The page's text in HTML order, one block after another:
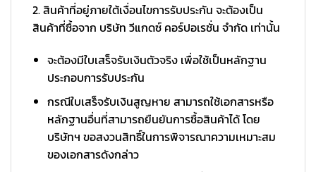
2. สินค้าที่อยู่ภายใต้เงื่อนไขการรับประกัน จะต้องเป็น
สินค้าที่ซื้อจาก บริษัท วีแกดซ์ คอร์ปอเรชั่น จำกัด เท่านั้น
จะต้องมีใบเสร็จรับเงินตัวจริง เพื่อใช้เป็นหลักฐาน
ประกอบการรับประกัน
กรณีใบเสร็จรับเงินสูญหาย สามารถใช้เอกสารหรือ
หลักฐานอื่นที่สามารถยืนยันการซื้อสินค้าได้ โดย
บริษัทฯ ขอสงวนสิทธิ์ในการพิจารณาความเหมาะสม
ของเอกสารดังกล่าว